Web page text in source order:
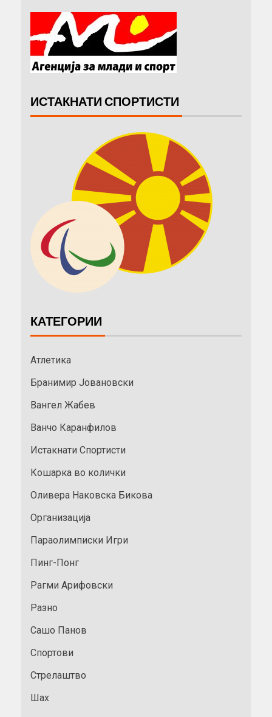
ИСТАКНАТИ СПОРТИСТИ
КАТЕГОРИИ
Атлетика
Бранимир Јовановски
Вангел Жабев
Ванчо Каранфилов
Истакнати Спортисти
Кошарка во колички
Оливера Наковска Бикова
Организација
Параолимписки Игри
Пинг-Понг
Рагми Арифовски
Разно
Сашо Панов
Спортови
Стрелаштво
Шах